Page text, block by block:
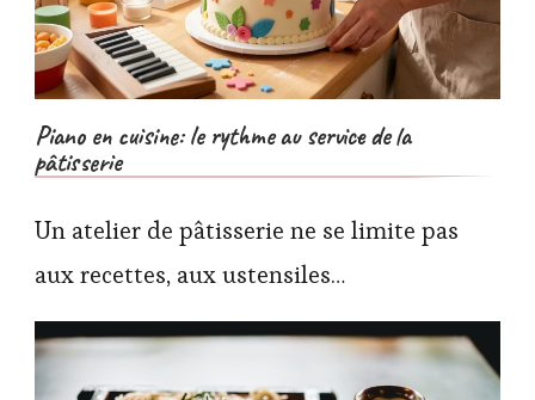
Piano en cuisine: le rythme au service de la
pâtisserie
Un atelier de pâtisserie ne se limite pas
aux recettes, aux ustensiles…